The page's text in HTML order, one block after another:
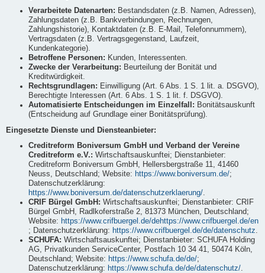
Verarbeitete Datenarten: Bestandsdaten (z.B. Namen, Adressen),
Zahlungsdaten (z.B. Bankverbindungen, Rechnungen,
Zahlungshistorie), Kontaktdaten (z.B. E-Mail, Telefonnummern),
Vertragsdaten (z.B. Vertragsgegenstand, Laufzeit,
Kundenkategorie).
Betroffene Personen: Kunden, Interessenten.
Zwecke der Verarbeitung: Beurteilung der Bonität und
Kreditwürdigkeit.
Rechtsgrundlagen: Einwilligung (Art. 6 Abs. 1 S. 1 lit. a. DSGVO),
Berechtigte Interessen (Art. 6 Abs. 1 S. 1 lit. f. DSGVO).
Automatisierte Entscheidungen im Einzelfall: Bonitätsauskunft
(Entscheidung auf Grundlage einer Bonitätsprüfung).
Eingesetzte Dienste und Diensteanbieter:
Creditreform Boniversum GmbH und Verband der Vereine
Creditreform e.V.: Wirtschaftsauskunftei; Dienstanbieter:
Creditreform Boniversum GmbH, Hellersbergstraße 11, 41460
Neuss, Deutschland; Website: https://www.boniversum.de/;
Datenschutzerklärung:
https://www.boniversum.de/datenschutzerklaerung/.
CRIF Bürgel GmbH: Wirtschaftsauskunftei; Dienstanbieter: CRIF
Bürgel GmbH, Radlkoferstraße 2, 81373 München, Deutschland;
Website: https://www.crifbuergel.de/dehttps://www.crifbuergel.de/en
; Datenschutzerklärung: https://www.crifbuergel.de/de/datenschutz
SCHUFA: Wirtschaftsauskunftei; Dienstanbieter: SCHUFA Holding
AG, Privatkunden ServiceCenter, Postfach 10 34 41, 50474 Köln,
Deutschland; Website: https://www.schufa.de/de/;
Datenschutzerklärung: https://www.schufa.de/de/datenschutz/.